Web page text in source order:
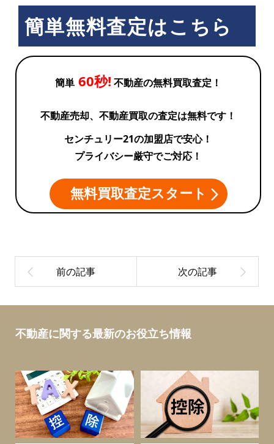
簡単無料査定はこちら
簡単 60秒! 不動産の無料買取査定！
不動産売却、不動産買取の査定は無料です！
センチュリー21の加盟店で安心！
プライバシー厳守でご対応！
無料買取査定スタート
不動産に関する最新のお役立ち情報